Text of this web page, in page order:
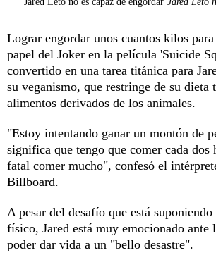
Lograr engordar unos cuantos kilos
papel del Joker en la película 'Suicide
convertido en una tarea titánica para
su veganismo, que restringe de su dieta
alimentos derivados de los animales.
"Estoy intentando ganar un montón de
significa que tengo que comer cada dos
fatal comer mucho", confesó el
Billboard.
A pesar del desafío que está
físico, Jared está muy emocionado ante
poder dar vida a un "bello desastre".